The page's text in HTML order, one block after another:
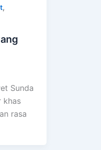
,
Sunda
khas
rasa